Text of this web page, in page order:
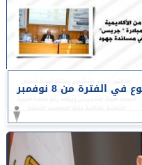
أبرز أخبار جامعة أسيوط خلال أسبوع في الفترة من 8 نوفمبر